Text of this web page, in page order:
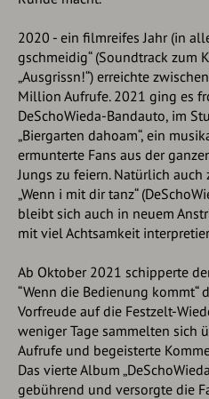
2020 - ein filmreifes Jahr (in
gschmeidig“ (Soundtrack zum
„Ausgrissn!“) erreichte
Million Aufrufe. 2021 ging es
DeSchoWieda-Bandauto, im
„Biergarten dahoam“, ein
ermunterte Fans aus der
Jungs zu feiern. Natürlich
„Wenn i mit dir tanz“
bleibt sich auch in neuem
mit viel Achtsamkeit
Ab Oktober 2021 schipperte
“Wenn die Bedienung kommt“
Vorfreude auf die Festzelt-
weniger Tage sammelten sich
Aufrufe und begeisterte
Das vierte Album
gebührend und versorgte die